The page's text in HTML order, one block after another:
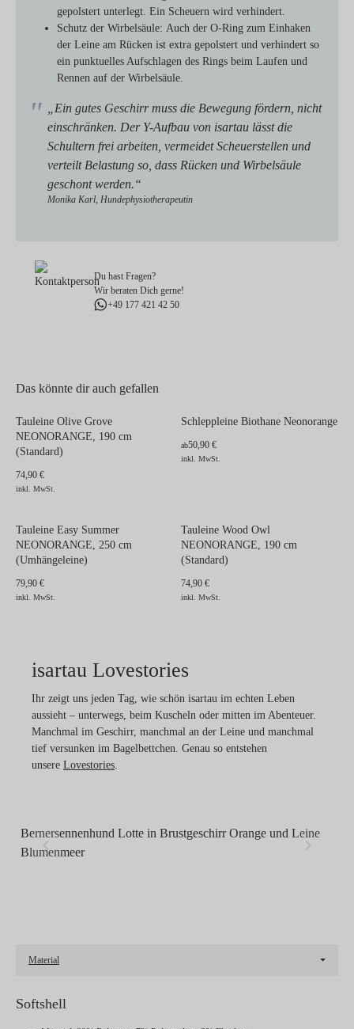
gepolstert unterlegt. Ein Scheuern wird verhindert.
Schutz der Wirbelsäule: Auch der O-Ring zum Einhaken
der Leine am Rücken ist extra gepolstert und verhindert so
ein punktuelles Aufschlagen des Rings beim Laufen und
Rennen auf der Wirbelsäule.
„Ein gutes Geschirr muss die Bewegung fördern, nicht
einschränken. Der Y-Aufbau von isartau lässt die
Schultern frei arbeiten, vermeidet Scheuerstellen und
verteilt Belastung so, dass Rücken und Wirbelsäule
geschont werden.“
Monika Karl, Hundephysiotherapeutin
Du hast Fragen?
Wir beraten Dich gerne!
+49 177 421 42 50
Das könnte dir auch gefallen
Tauleine Olive Grove
NEONORANGE, 190 cm
(Standard)
74,90 €
inkl. MwSt.
Schleppleine Biothane Neonorange
ab50,90 €
inkl. MwSt.
Tauleine Easy Summer
NEONORANGE, 250 cm
(Umhängeleine)
79,90 €
inkl. MwSt.
Tauleine Wood Owl
NEONORANGE, 190 cm
(Standard)
74,90 €
inkl. MwSt.
isartau Lovestories
Ihr zeigt uns jeden Tag, wie schön isartau im echten Leben
aussieht – unterwegs, beim Kuscheln oder mitten im Abenteuer.
Manchmal im Geschirr, manchmal an der Leine und manchmal
tief versunken im Bagelbettchen. Genau so entstehen
unsere Lovestories
Bernersennenhund Lotte in Brustgeschirr Orange und Leine
Blumenmeer
Material
Softshell